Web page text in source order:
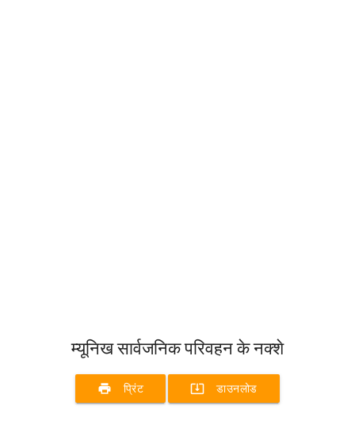
म्यूनिख सार्वजनिक परिवहन के नक्शे
print प्रिंट system_update_alt डाउनलोड